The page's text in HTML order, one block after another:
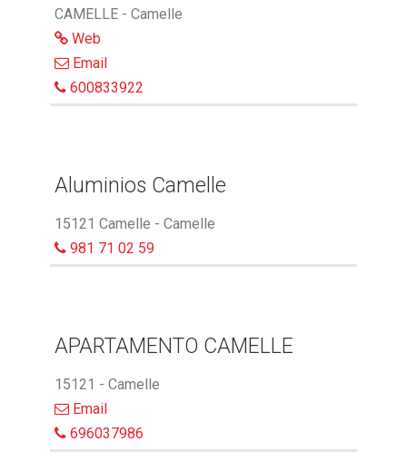
CAMELLE - Camelle
Web
Email
600833922
Aluminios Camelle
15121 Camelle - Camelle
981 71 02 59
APARTAMENTO CAMELLE
15121 - Camelle
Email
696037986